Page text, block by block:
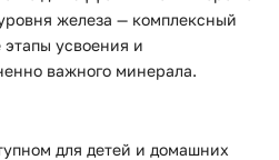
железа — комплексный
усвоения и
важного минерала.
для детей и домашних